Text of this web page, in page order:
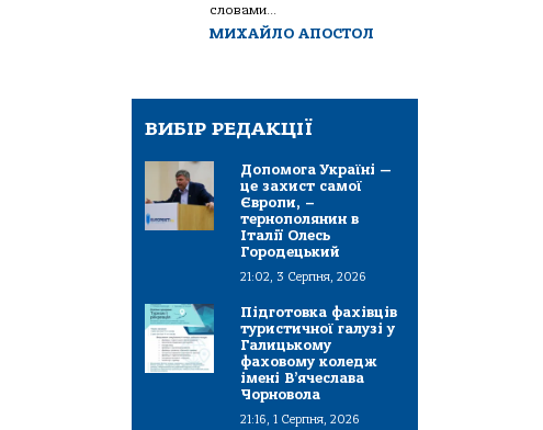
словами...
МИХАЙЛО АПОСТОЛ
ВИБІР РЕДАКЦІЇ
Допомога Україні —
це захист самої
Європи, –
тернополянин в
Італії Олесь
Городецький
21:02, 3 Серпня, 2026
Підготовка фахівців
туристичної галузі у
Галицькому
фаховому коледж
імені В’ячеслава
Чорновола
21:16, 1 Серпня, 2026